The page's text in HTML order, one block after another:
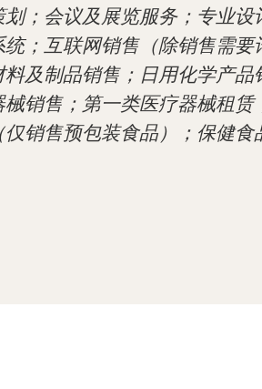
；会议及展览服务；专业设
；互联网销售（除销售需要
及制品销售；日用化学产品
销售；第一类医疗器械租赁
销售预包装食品）；保健食